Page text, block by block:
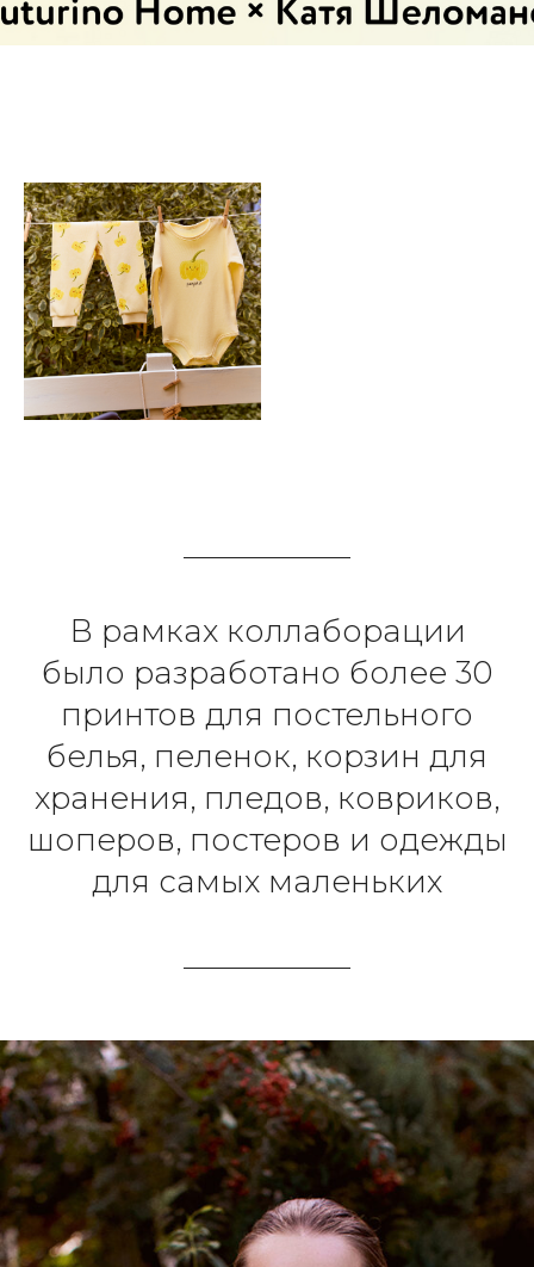
В рамках коллаборации
было разработано более 30
принтов для постельного
белья, пеленок, корзин для
хранения, пледов, ковриков,
шоперов, постеров и одежды
для самых маленьких